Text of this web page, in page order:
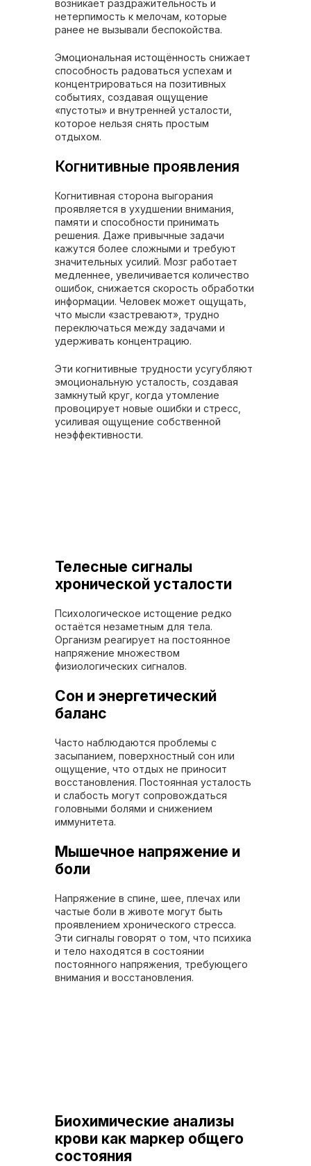
возникает раздражительность и
нетерпимость к мелочам, которые
ранее не вызывали беспокойства.
Эмоциональная истощённость снижает
способность радоваться успехам и
концентрироваться на позитивных
событиях, создавая ощущение
«пустоты» и внутренней усталости,
которое нельзя снять простым
отдыхом.
Когнитивные проявления
Когнитивная сторона выгорания
проявляется в ухудшении внимания,
памяти и способности принимать
решения. Даже привычные задачи
кажутся более сложными и требуют
значительных усилий. Мозг работает
медленнее, увеличивается количество
ошибок, снижается скорость обработки
информации. Человек может ощущать,
что мысли «застревают», трудно
переключаться между задачами и
удерживать концентрацию.
Эти когнитивные трудности усугубляют
эмоциональную усталость, создавая
замкнутый круг, когда утомление
провоцирует новые ошибки и стресс,
усиливая ощущение собственной
неэффективности.
Телесные сигналы
хронической усталости
Психологическое истощение редко
остаётся незаметным для тела.
Организм реагирует на постоянное
напряжение множеством
физиологических сигналов.
Сон и энергетический
баланс
Часто наблюдаются проблемы с
засыпанием, поверхностный сон или
ощущение, что отдых не приносит
восстановления. Постоянная усталость
и слабость могут сопровождаться
головными болями и снижением
иммунитета.
Мышечное напряжение и
боли
Напряжение в спине, шее, плечах или
частые боли в животе могут быть
проявлением хронического стресса.
Эти сигналы говорят о том, что психика
и тело находятся в состоянии
постоянного напряжения, требующего
внимания и восстановления.
Биохимические анализы
крови как маркер общего
состояния